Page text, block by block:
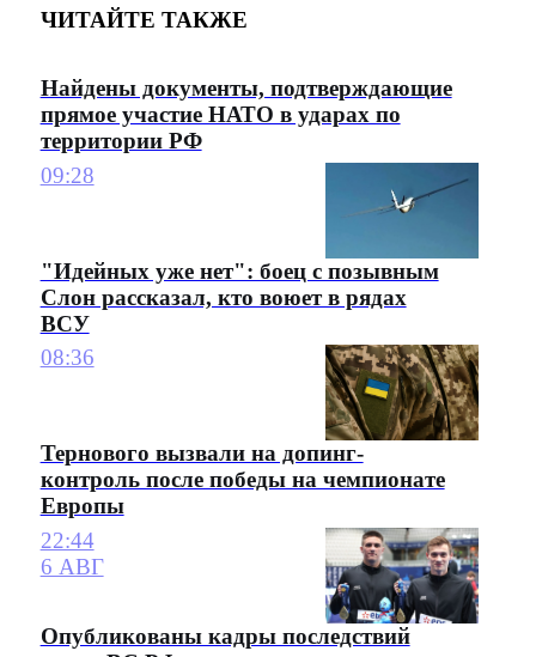
ЧИТАЙТЕ ТАКЖЕ
Найдены документы, подтверждающие
прямое участие НАТО в ударах по
территории РФ
09:28
"Идейных уже нет": боец с позывным
Слон рассказал, кто воюет в рядах
ВСУ
08:36
Тернового вызвали на допинг-
контроль после победы на чемпионате
Европы
22:44
6 АВГ
Опубликованы кадры последствий